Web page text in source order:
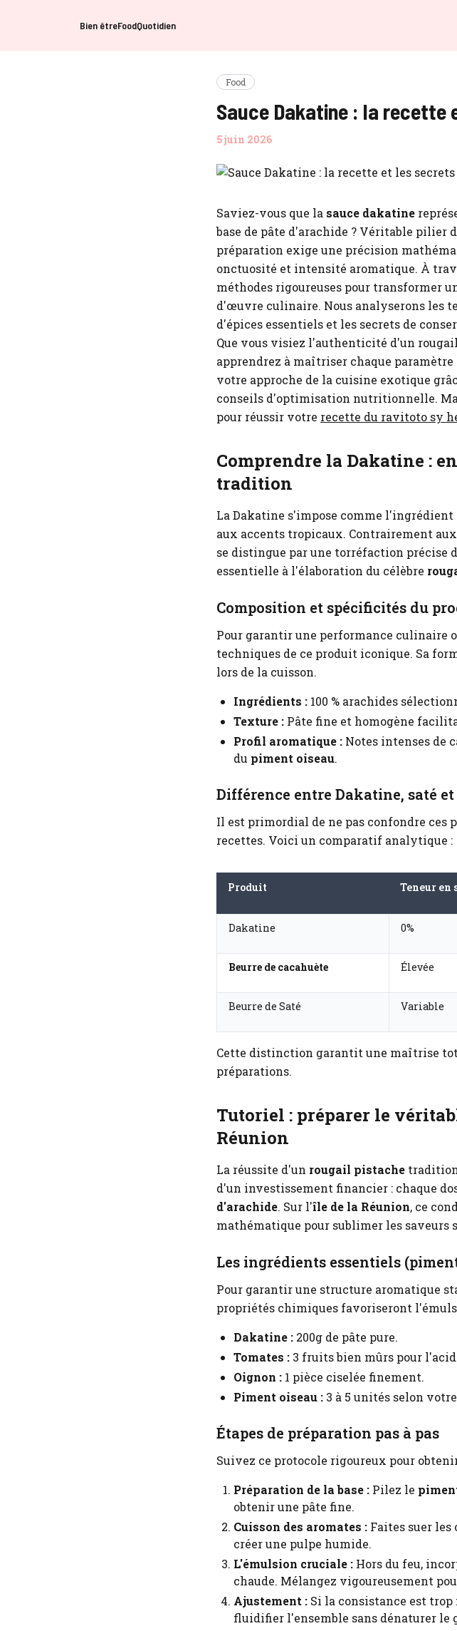
Bien êtreFoodQuotidien
Food
Sauce Dakatine : la
5 juin 2026
Saviez-vous que la sauce dakatine
base de pâte d'arachide ? Véritable pilier
préparation exige une précision
onctuosité et intensité aromatique. À
méthodes rigoureuses pour transformer
d'œuvre culinaire. Nous analyserons les
d'épices essentiels et les secrets de
Que vous visiez l'authenticité d'un
apprendrez à maîtriser chaque
votre approche de la cuisine exotique
conseils d'optimisation nutritionnelle.
pour réussir votre recette du ravitoto sy
Comprendre la Dakatine :
tradition
La Dakatine s'impose comme
aux accents tropicaux. Contrairement
se distingue par une torréfaction précise
essentielle à l'élaboration du célèbre
Composition et spécificités du
Pour garantir une performance culinaire
techniques de ce produit iconique. Sa
lors de la cuisson.
Ingrédients : 100 % arachides
Texture : Pâte fine et homogène
Profil aromatique : Notes intenses de
du piment oiseau.
Différence entre Dakatine, saté
Il est primordial de ne pas confondre
recettes. Voici un comparatif analytique :
Produit Teneur en
Dakatine 0%
Beurre de cacahuète Élevée
Beurre de Saté Variable
Cette distinction garantit une maîtrise
préparations.
Tutoriel : préparer le
Réunion
La réussite d'un rougail pistache
d'un investissement financier : chaque
d'arachide. Sur l'île de la Réunion, ce
mathématique pour sublimer les saveurs
Les ingrédients essentiels
Pour garantir une structure aromatique
propriétés chimiques favoriseront
Dakatine : 200g de pâte pure.
Tomates : 3 fruits bien mûrs pour
Oignon : 1 pièce ciselée finement.
Piment oiseau : 3 à 5 unités selon
Étapes de préparation pas à pas
Suivez ce protocole rigoureux pour
Préparation de la base : Pilez le
obtenir une pâte fine.
Cuisson des aromates : Faites suer les
créer une pulpe humide.
L'émulsion cruciale : Hors du feu,
chaude. Mélangez vigoureusement
Ajustement : Si la consistance est
fluidifier l'ensemble sans dénaturer le